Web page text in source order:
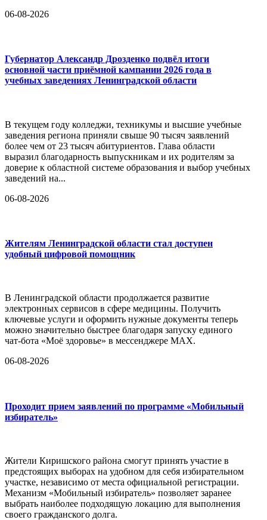
06-08-2026
Губернатор Александр Дрозденко подвёл итоги
основной части приёмной кампании 2026 года в
учебных заведениях Ленинградской области
В текущем году колледжи, техникумы и высшие учебные
заведения региона приняли свыше 90 тысяч заявлений
более чем от 23 тысяч абитуриентов. Глава области
выразил благодарность выпускникам и их родителям за
доверие к областной системе образования и выбор учебных
заведений на...
06-08-2026
Жителям Ленинградской области стал доступен
удобный цифровой помощник
В Ленинградской области продолжается развитие
электронных сервисов в сфере медицины. Получить
ключевые услуги и оформить нужные документы теперь
можно значительно быстрее благодаря запуску единого
чат-бота «Моё здоровье» в мессенджере MAX.
06-08-2026
Проходит прием заявлений по программе «Мобильный
избиратель»
Жители Киришского района смогут принять участие в
предстоящих выборах на удобном для себя избирательном
участке, независимо от места официальной регистрации.
Механизм «Мобильный избиратель» позволяет заранее
выбрать наиболее подходящую локацию для выполнения
своего гражданского долга.